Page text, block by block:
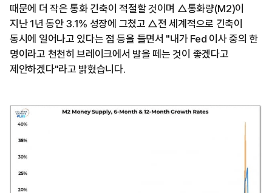
때문에 더 작은 통화 긴축이 적절할 것이며 △통화량(M2)이
지난 1년 동안 3.1% 성장에 그쳤고 △전 세계적으로 긴축이
동시에 일어나고 있다는 점 등을 들면서 "내가 Fed 이사 중의 한
명이라고 천천히 브레이크에서 발을 떼는 것이 좋겠다고
제안하겠다"라고 밝혔습니다.